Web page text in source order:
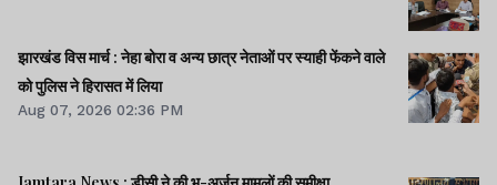
झारखंड विस मार्च : नेहा बोरा व अन्य छात्र नेताओं पर स्याही फेंकने वाले
को पुलिस ने हिरासत में लिया
Aug 07, 2026 02:36 PM